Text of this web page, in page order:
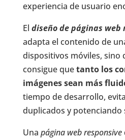
experiencia de usuario
El diseño de páginas web
adapta el contenido de
dispositivos móviles, sino
consigue quetanto los
imágenes sean más
tiempo de desarrollo,
duplicados y potenciando
Una página web responsive